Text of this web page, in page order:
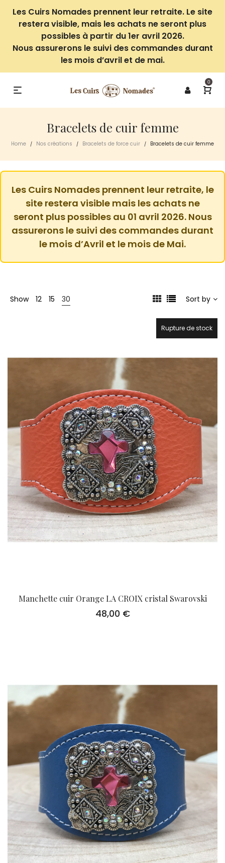
Les Cuirs Nomades prennent leur retraite. Le site
restera visible, mais les achats ne seront plus
possibles à partir du 1er avril 2026.
Nous assurerons le suivi des commandes durant
les mois d’avril et de mai.
0
Bracelets de cuir femme
Home / Nos créations / Bracelets de force cuir / Bracelets de cuir femme
Les Cuirs Nomades prennent leur retraite, le
site restera visible mais les achats ne
seront plus possibles au 01 avril 2026. Nous
assurerons le suivi des commandes durant
le mois d’Avril et le mois de Mai.
Show 12 15 30 Sort by
Rupture de stock
Manchette cuir Orange LA CROIX cristal Swarovski
48,00 €